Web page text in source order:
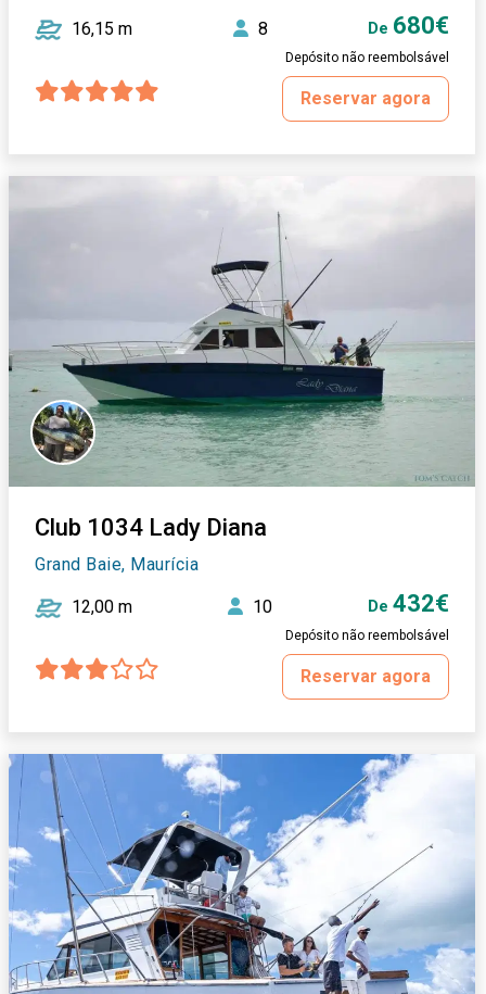
16,15 m 8 De 680€
Depósito não reembolsável
Reservar agora
Club 1034 Lady Diana
Grand Baie, Maurícia
12,00 m 10 De 432€
Depósito não reembolsável
Reservar agora